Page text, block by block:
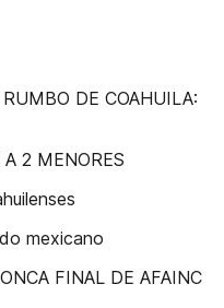
DE COAHUILA:
A 2 MENORES
mexicano
FINAL DE AFAINC